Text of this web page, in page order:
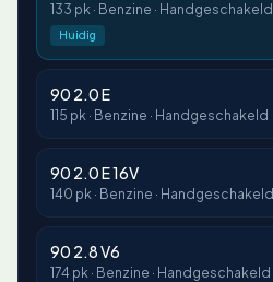
133 pk · Benzine · Handgeschakeld
Huidig
90 2.0 E
115 pk · Benzine · Handgeschakeld
90 2.0 E 16V
140 pk · Benzine · Handgeschakeld
90 2.8 V6
174 pk · Benzine · Handgeschakeld